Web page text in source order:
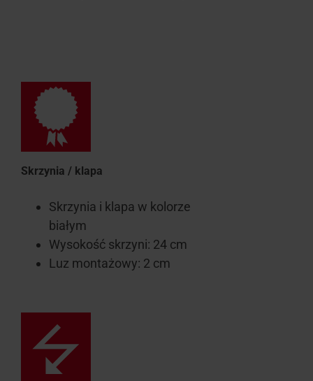
Skrzynia / klapa
Skrzynia i klapa w kolorze
białym
Wysokość skrzyni: 24 cm
Luz montażowy: 2 cm